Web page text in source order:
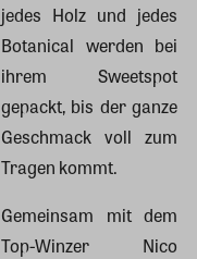
jedes Holz und jedes
Botanical werden bei
ihrem Sweetspot
gepackt, bis der ganze
Geschmack voll zum
Tragen kommt.
Gemeinsam mit dem
Top-Winzer Nico